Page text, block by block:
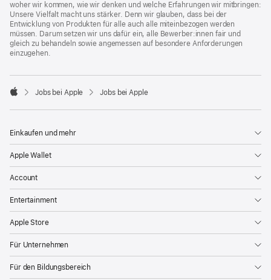
woher wir kommen, wie wir denken und welche Erfahrungen wir mitbringen:
Unsere Vielfalt macht uns stärker. Denn wir glauben, dass bei der
Entwicklung von Produkten für alle auch alle miteinbezogen werden
müssen. Darum setzen wir uns dafür ein, alle Bewerber:innen fair und
gleich zu behandeln sowie angemessen auf besondere Anforderungen
einzugehen.

Jobs bei Apple Jobs bei Apple
Einkaufen und mehr
Apple Wallet
Account
Entertainment
Apple Store
Für Unternehmen
Für den Bildungsbereich